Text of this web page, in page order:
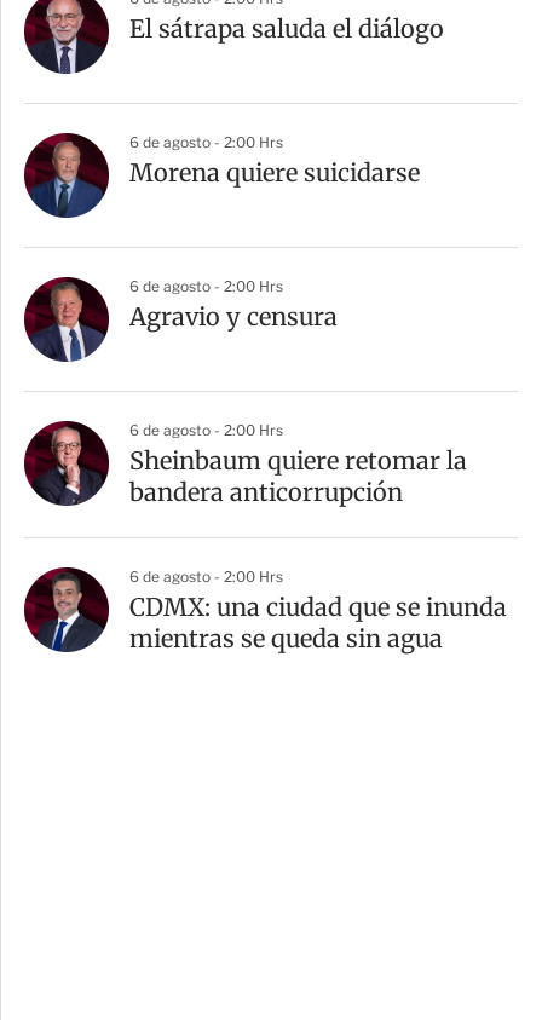
El sátrapa saluda el diálogo
6 de agosto - 2:00 Hrs
Morena quiere suicidarse
6 de agosto - 2:00 Hrs
Agravio y censura
6 de agosto - 2:00 Hrs
Sheinbaum quiere retomar la
bandera anticorrupción
6 de agosto - 2:00 Hrs
CDMX: una ciudad que se inunda
mientras se queda sin agua